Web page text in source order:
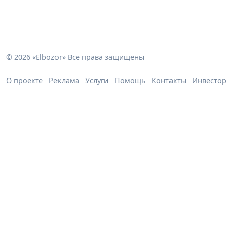
© 2026 «Elbozor» Все права защищены
О проекте Реклама Услуги Помощь Контакты